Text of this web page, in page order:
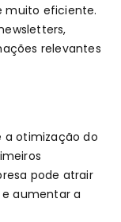
muito eficiente.
relevantes
a otimização do
pode atrair
aumentar a